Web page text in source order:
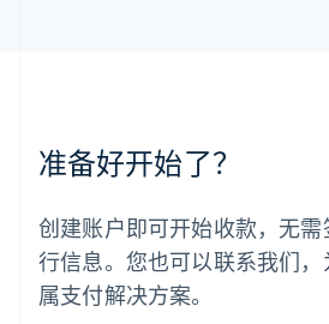
准备好开始了？
创建账户即可开始收款，无
行信息。您也可以联系我们
属支付解决方案。
墨西哥
EspañolEnglish
English
葡萄牙
PortuguêsEnglish
日本